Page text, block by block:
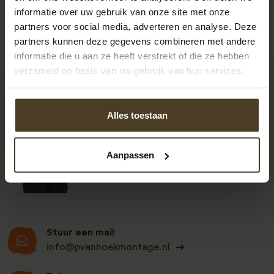
informatie over uw gebruik van onze site met onze
partners voor social media, adverteren en analyse. Deze
partners kunnen deze gegevens combineren met andere
informatie die u aan ze heeft verstrekt of die ze hebben
verzameld op basis van uw gebruik van hun services.
Alles toestaan
Aanpassen
Stuur een mail
info@pvanhoekmontage.nl
9
Klanten beoordelen